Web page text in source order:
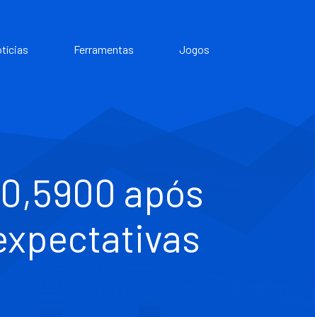
Ferramentas Jogos
após